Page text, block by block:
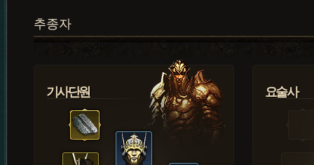
추종자
기사단원 요술사